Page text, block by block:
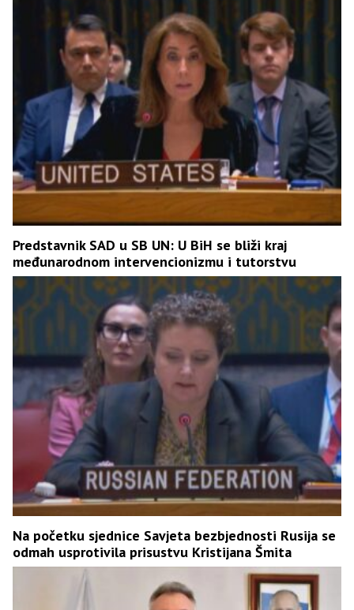
Predstavnik SAD u SB UN: U BiH se bliži kraj
međunarodnom intervencionizmu i tutorstvu
Na početku sjednice Savjeta bezbjednosti Rusija se
odmah usprotivila prisustvu Kristijana Šmita